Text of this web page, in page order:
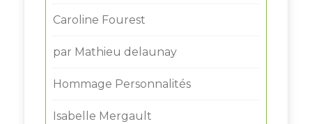
Caroline Fourest
par Mathieu delaunay
Hommage Personnalités
Isabelle Mergault